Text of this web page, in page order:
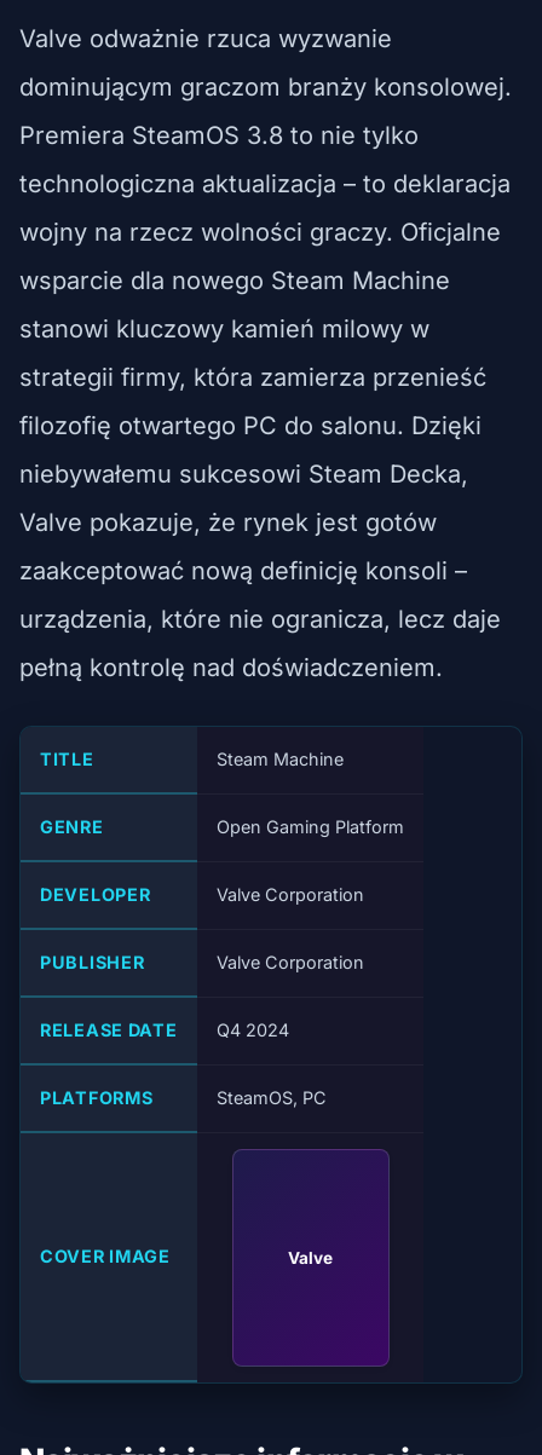
Valve odważnie rzuca wyzwanie
dominującym graczom branży konsolowej.
Premiera SteamOS 3.8 to nie tylko
technologiczna aktualizacja – to deklaracja
wojny na rzecz wolności graczy. Oficjalne
wsparcie dla nowego Steam Machine
stanowi kluczowy kamień milowy w
strategii firmy, która zamierza przenieść
filozofię otwartego PC do salonu. Dzięki
niebywałemu sukcesowi Steam Decka,
Valve pokazuje, że rynek jest gotów
zaakceptować nową definicję konsoli –
urządzenia, które nie ogranicza, lecz daje
pełną kontrolę nad doświadczeniem.
TITLE Steam Machine
GENRE Open Gaming Platform
DEVELOPER Valve Corporation
PUBLISHER Valve Corporation
RELEASE DATE Q4 2024
PLATFORMS SteamOS, PC
COVER IMAGE Valve